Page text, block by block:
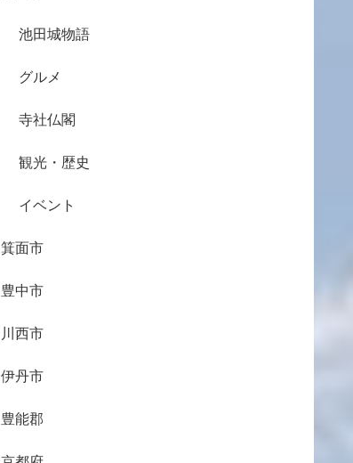
池田城物語
グルメ
寺社仏閣
観光・歴史
イベント
箕面市
豊中市
川西市
伊丹市
豊能郡